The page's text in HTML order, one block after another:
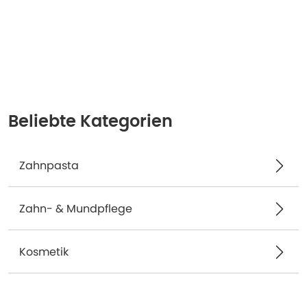
Beliebte Kategorien
Zahnpasta
Zahn- & Mundpflege
Kosmetik